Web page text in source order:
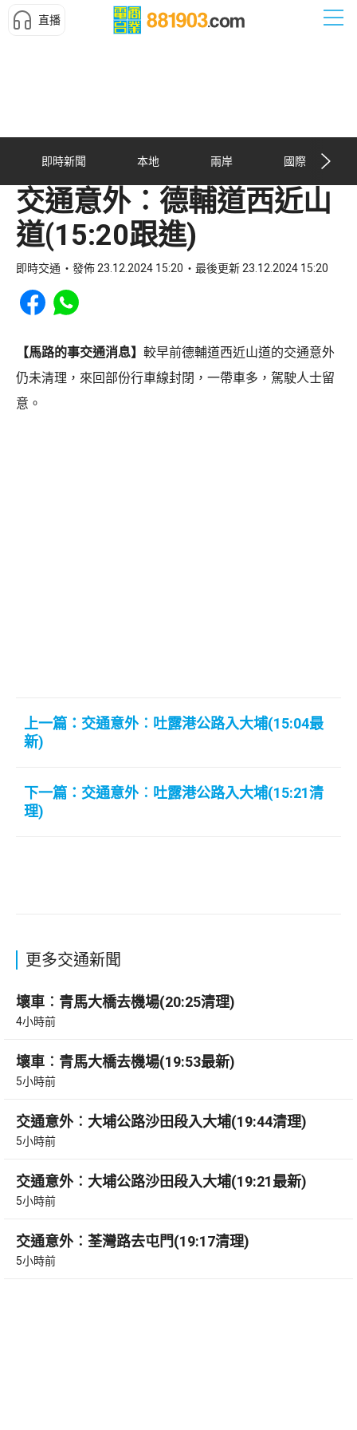
直播
即時新聞 本地 兩岸 國際
交通意外︰德輔道西近山
道(15:20跟進)
即時交通 發佈 23.12.2024 15:20 最後更新 23.12.2024 15:20
Share to Facebook
Share to WhatsApp
【馬路的事交通消息】 較早前德輔道西近山道的交通意外
仍未清理，來回部份行車線封閉，一帶車多，駕駛人士留
意。
上一篇：交通意外︰吐露港公路入大埔(15:04最
新)
下一篇：交通意外︰吐露港公路入大埔(15:21清
理)
更多交通新聞
壞車︰青馬大橋去機場(20:25清理)
4小時前
壞車︰青馬大橋去機場(19:53最新)
5小時前
交通意外︰大埔公路沙田段入大埔(19:44清理)
5小時前
交通意外︰大埔公路沙田段入大埔(19:21最新)
5小時前
交通意外︰荃灣路去屯門(19:17清理)
5小時前